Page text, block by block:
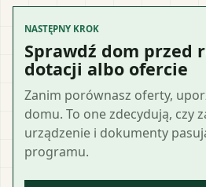
NASTĘPNY KROK
Sprawdź dom przed
dotacji albo ofercie
Zanim porównasz oferty,
domu. To one zdecydują, czy
urządzenie i dokumenty
programu.